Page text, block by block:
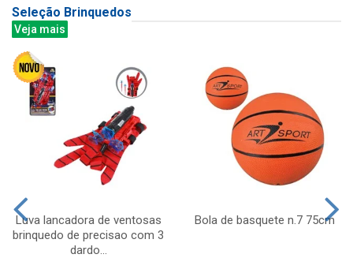
Seleção Brinquedos
Veja mais
Luva lancadora de ventosas
brinquedo de precisao com 3
dardo...
Bola de basquete n.7 75cm